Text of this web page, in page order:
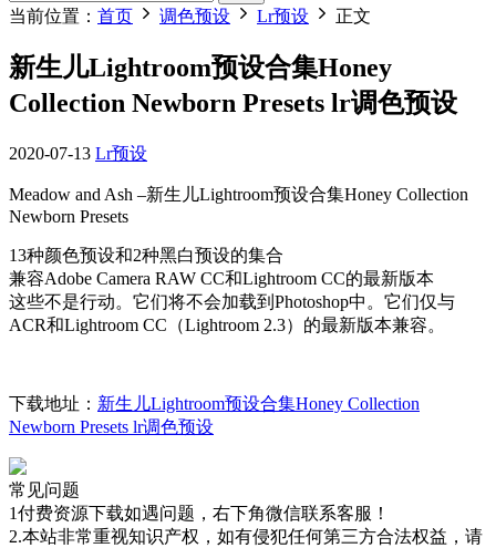
当前位置： 首页 调色预设 Lr预设 正文
新生儿Lightroom预设合集Honey
Collection Newborn Presets lr调色预设
2020-07-13 Lr预设
Meadow and Ash –新生儿Lightroom预设合集Honey Collection
Newborn Presets
13种颜色预设和2种黑白预设的集合
兼容Adobe Camera RAW CC和Lightroom CC的最新版本
这些不是行动。它们将不会加载到Photoshop中。它们仅与
ACR和Lightroom CC（Lightroom 2.3）的最新版本兼容。
下载地址： 新生儿Lightroom预设合集Honey Collection
Newborn Presets lr调色预设
常见问题
1付费资源下载如遇问题，右下角微信联系客服！
2.本站非常重视知识产权，如有侵犯任何第三方合法权益，请